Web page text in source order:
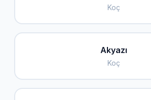
Koç
Akyazı
Koç